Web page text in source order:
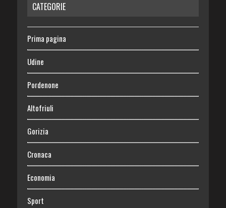
CATEGORIE
Prima pagina
Udine
Pordenone
Altofriuli
Gorizia
Cronaca
Economia
Sport